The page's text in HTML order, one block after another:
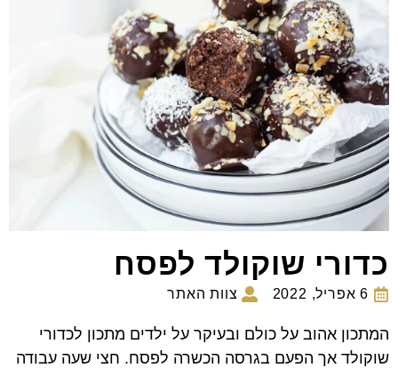
כדורי שוקולד לפסח
6 אפריל, 2022 צוות האתר
המתכון אהוב על כולם ובעיקר על ילדים מתכון לכדורי
שוקולד אך הפעם בגרסה הכשרה לפסח. חצי שעה עבודה